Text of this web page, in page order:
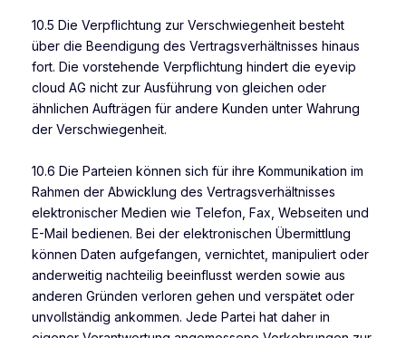
10.5 Die Verpflichtung zur Verschwiegenheit besteht
über die Beendigung des Vertragsverhältnisses hinaus
fort. Die vorstehende Verpflichtung hindert die eyevip
cloud AG nicht zur Ausführung von gleichen oder
ähnlichen Aufträgen für andere Kunden unter Wahrung
der Verschwiegenheit.
10.6 Die Parteien können sich für ihre Kommunikation im
Rahmen der Abwicklung des Vertragsverhältnisses
elektronischer Medien wie Telefon, Fax, Webseiten und
E-Mail bedienen. Bei der elektronischen Übermittlung
können Daten aufgefangen, vernichtet, manipuliert oder
anderweitig nachteilig beeinflusst werden sowie aus
anderen Gründen verloren gehen und verspätet oder
unvollständig ankommen. Jede Partei hat daher in